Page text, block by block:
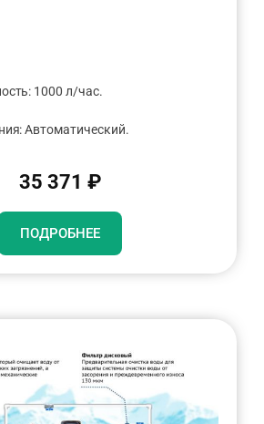
1000 л/час.
Автоматический.
35 371 ₽
ПОДРОБНЕЕ